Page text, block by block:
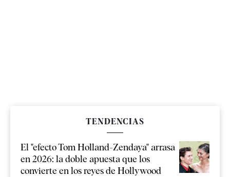
TENDENCIAS
El "efecto Tom Holland-Zendaya" arrasa
en 2026: la doble apuesta que los
convierte en los reyes de Hollywood